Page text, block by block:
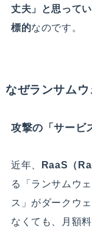
丈夫」と思って
標的なのです。
なぜランサム
攻撃の「サービ
近年、 RaaS（
る「ランサムウ
ス」がダークウ
なくても、月額